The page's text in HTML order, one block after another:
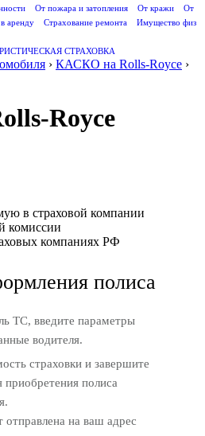
От пожара и затопления От кражи
От
аренду Страхование ремонта
Имущество физ
СТРАХОВКА
› КАСКО на Rolls-Royce ›
Royce
в страховой компании
комиссии
компаниях РФ
полиса
ТС, введите параметры
водителя.
страховки и завершите
полиса
отправлена на ваш адрес